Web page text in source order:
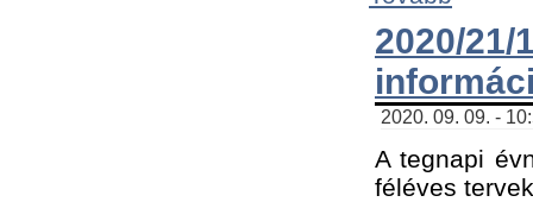
2020/
2020. 09. 09. -
A tegnapi
féléves